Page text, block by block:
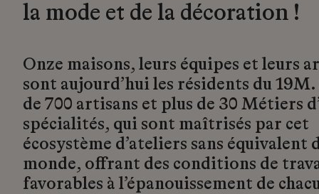
la mode et de la décoration !
Onze maisons, leurs équipes et leurs
sont aujourd’hui les résidents du
de 700 artisans et plus de 30 Métiers
spécialités, qui sont maîtrisés par cet
écosystème d’ateliers sans équivalent
monde, offrant des conditions de
favorables à l’épanouissement de